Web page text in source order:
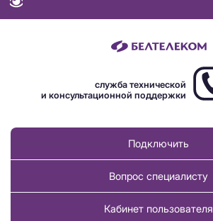
служба технической
и консультационной поддержки
Подключить
Вопрос специалисту
Кабинет пользователя